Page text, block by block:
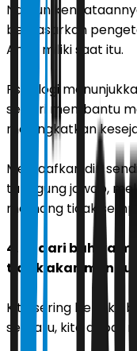
Namun
berdasarkan
Anda miliki saat itu.
Psikologi
sendiri membantu
meningkatkan
Memaafkan diri
tanggung jawab,
memang tidak
4. Sadari bahwa
tidak akan
Kita sering berpikir
sesuatu, kita dapat